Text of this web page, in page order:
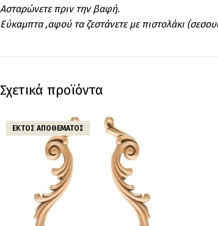
Ασταρώνετε πριν την βαφή.
Εύκαμπτα ,αφού τα ζεστάνετε με πιστολάκι
Σχετικά προϊόντα
ΕΚΤΌΣ ΑΠΟΘΈΜΑΤΟΣ